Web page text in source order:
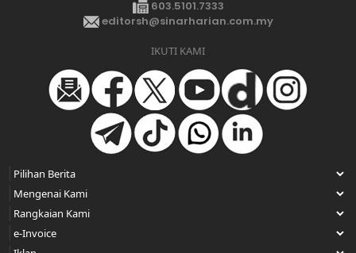
603.5101.7333
editorsh@sinarharian.com.my
IKUTI KAMI